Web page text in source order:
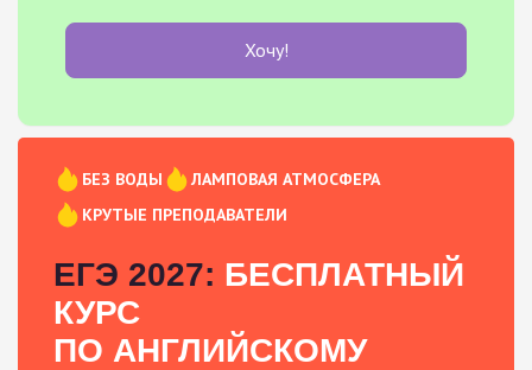
Хочу!
БЕЗ ВОДЫ
ЛАМПОВАЯ АТМОСФЕРА
КРУТЫЕ ПРЕПОДАВАТЕЛИ
ЕГЭ 2027: БЕСПЛАТНЫЙ
КУРС
ПО АНГЛИЙСКОМУ